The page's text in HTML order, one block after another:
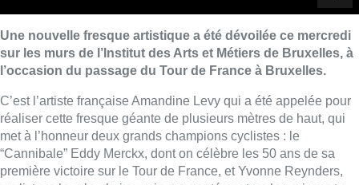
Cette fresque sur les murs de l’Institut des Arts et Métiers fait
également partie du parcours Street Art de la Ville de Bruxelles.
cette fresque avec l’artiste.“C’est le genre de choses dont on
rêve, mais qui généralement ne se réalise jamais”, a-t-elle dit.
“Quel grand honneur pour moi de me retrouver ici à cette
occasion. Et quelle magnifique fresque. Je remercie tout le
monde pour ce très beau travail. Et soyez sûr(e)s que je